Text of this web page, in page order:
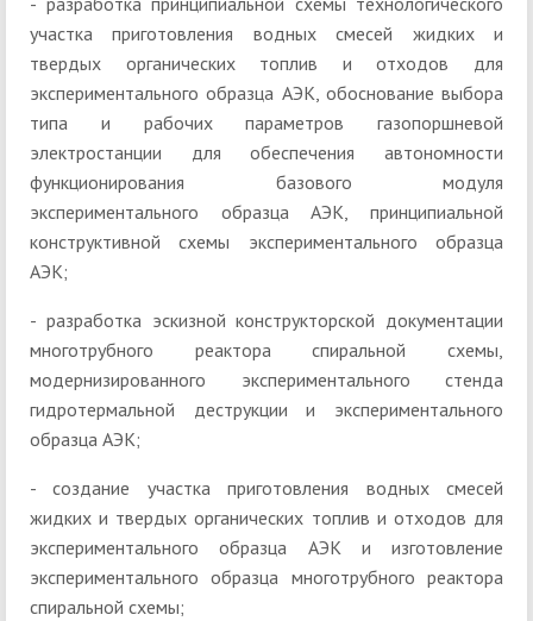
участка приготовления водных смесей жидких и
твердых органических топлив и отходов для
экспериментального образца АЭК, обоснование выбора
типа и рабочих параметров газопоршневой
электростанции для обеспечения автономности
функционирования базового модуля
экспериментального образца АЭК, принципиальной
конструктивной схемы экспериментального образца
АЭК;
- разработка эскизной конструкторской документации
многотрубного реактора спиральной схемы,
модернизированного экспериментального стенда
гидротермальной деструкции и экспериментального
образца АЭК;
- создание участка приготовления водных смесей
жидких и твердых органических топлив и отходов для
экспериментального образца АЭК и изготовление
экспериментального образца многотрубного реактора
спиральной схемы;